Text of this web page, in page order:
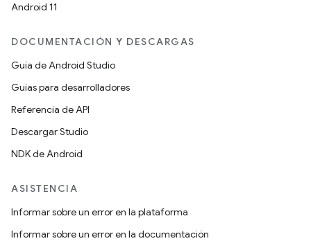
Android 11
DOCUMENTACIÓN Y DESCARGAS
Guía de Android Studio
Guías para desarrolladores
Referencia de API
Descargar Studio
NDK de Android
ASISTENCIA
Informar sobre un error en la plataforma
Informar sobre un error en la documentación